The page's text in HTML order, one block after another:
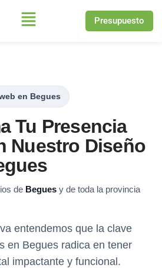
Presupuesto
en Begues
Tu Presencia
Nuestro Diseño
de Begues y de toda la provincia
entendemos que la clave
en Begues radica en tener
impactante y funcional.